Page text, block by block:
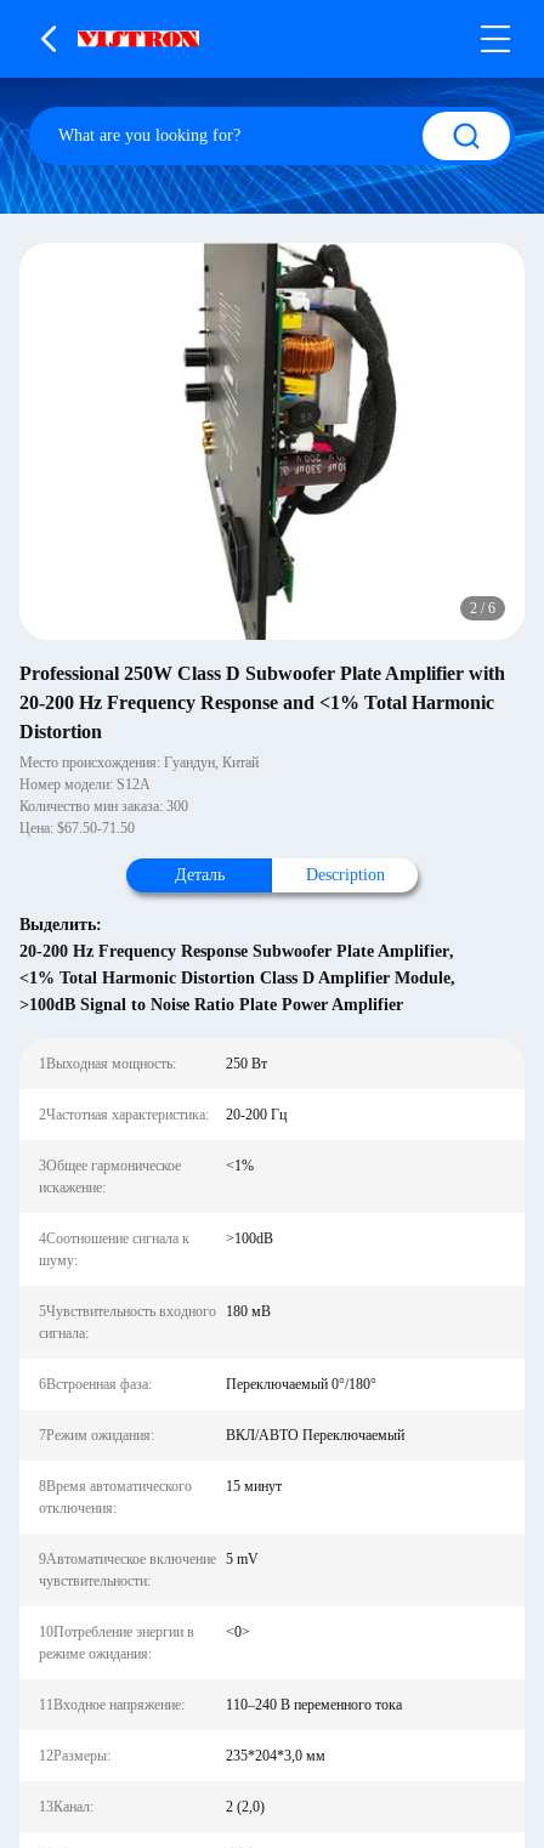
2 / 6
Professional 250W Class D Subwoofer Plate Amplifier with
20-200 Hz Frequency Response and <1% Total Harmonic
Distortion
Место происхождения: Гуандун, Китай
Номер модели: S12A
Количество мин заказа: 300
Цена: $67.50-71.50
Деталь Description
Выделить:
20-200 Hz Frequency Response Subwoofer Plate Amplifier,
<1% Total Harmonic Distortion Class D Amplifier Module,
>100dB Signal to Noise Ratio Plate Power Amplifier
1Выходная мощность: 250 Вт
2Частотная характеристика: 20-200 Гц
3Общее гармоническое
искажение:
<1%
4Соотношение сигнала к
шуму:
>100dB
5Чувствительность входного
сигнала:
180 мВ
6Встроенная фаза: Переключаемый 0°/180°
7Режим ожидания: ВКЛ/АВТО Переключаемый
8Время автоматического
отключения:
15 минут
9Автоматическое включение
чувствительности:
5 mV
10Потребление энергии в
режиме ожидания:
<0>
11Входное напряжение: 110–240 В переменного тока
12Размеры: 235*204*3,0 мм
13Канал: 2 (2,0)